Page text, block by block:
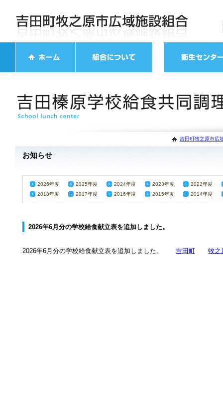
吉田町牧之原市広
お知らせ
2026年度 2025年度 2024年度 2023年度
2022年度
2018年度
2017年度 2016年度 2015年度 2014年度
2026年6月分の学校給食献立表を追加しました。
2026年6 月分の学校給食献立表を追加しました。 吉田町 牧之